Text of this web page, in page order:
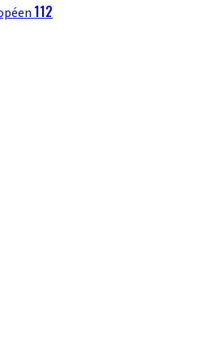
112